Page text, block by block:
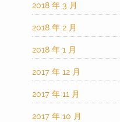
2018 年 3 月
2018 年 2 月
2018 年 1 月
2017 年 12 月
2017 年 11 月
2017 年 10 月